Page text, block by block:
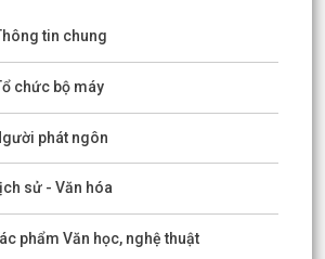
tin chung
chức bộ máy
phát ngôn
sử - Văn hóa
phẩm Văn học, nghệ thuật